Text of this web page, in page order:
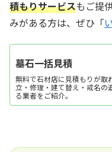
積もりサービスもご提
みがある方は、ぜひ「
墓石一括見積
無料で石材店に見積もりが取
立・修理・建て替え・戒名の
る業者をご紹介。